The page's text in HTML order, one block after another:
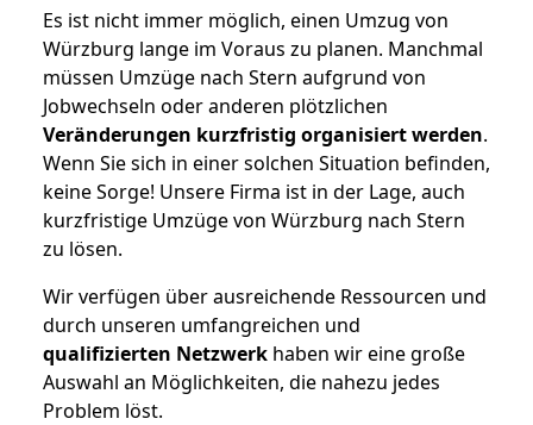
Es ist nicht immer möglich, einen Umzug von
Würzburg lange im Voraus zu planen. Manchmal
müssen Umzüge nach Stern aufgrund von
Jobwechseln oder anderen plötzlichen
Veränderungen kurzfristig organisiert werden.
Wenn Sie sich in einer solchen Situation befinden,
keine Sorge! Unsere Firma ist in der Lage, auch
kurzfristige Umzüge von Würzburg nach Stern
zu lösen.
Wir verfügen über ausreichende Ressourcen und
durch unseren umfangreichen und
qualifizierten Netzwerk haben wir eine große
Auswahl an Möglichkeiten, die nahezu jedes
Problem löst.